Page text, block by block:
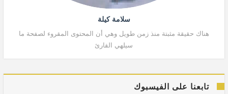
سلامة كيلة
هناك حقيقة مثبتة منذ زمن طويل وهي أن المحتوى المقروء لصفحة ما
سيلهي القارئ
تابعنا على الفيسبوك